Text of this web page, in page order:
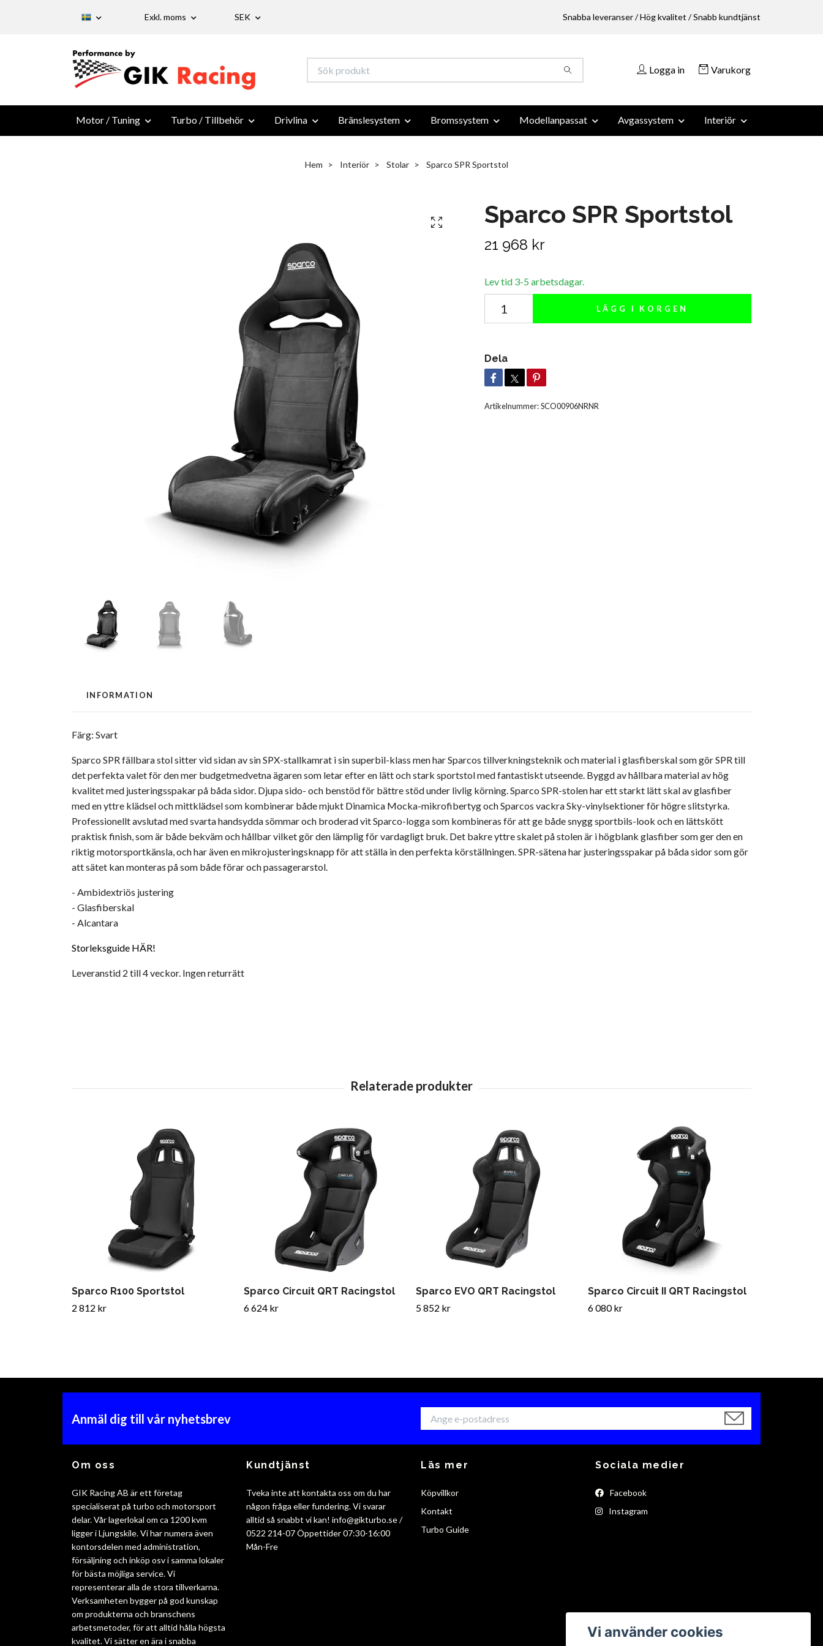
Exkl. moms SEK Snabba leveranser / Hög kvalitet / Snabb kundtjänst
Logga in Varukorg
Motor / Tuning Turbo / Tillbehör Drivlina Bränslesystem Bromssystem Modellanpassat Avgassystem Interiör
Hem Interiör Stolar Sparco SPR Sportstol
Sparco SPR Sportstol
21 968 kr
Lev tid 3-5 arbetsdagar.
LÄGG I KORGEN
Dela
Artikelnummer:SCO00906NRNR
INFORMATION
Färg: Svart
Sparco SPR fällbara stol sitter vid sidan av sin SPX-stallkamrat i sin superbil-klass men har Sparcos tillverkningsteknik och material i glasfiberskal som gör SPR till
det perfekta valet för den mer budgetmedvetna ägaren som letar efter en lätt och stark sportstol med fantastiskt utseende. Byggd av hållbara material av hög
kvalitet med justeringsspakar på båda sidor. Djupa sido- och benstöd för bättre stöd under livlig körning. Sparco SPR-stolen har ett starkt lätt skal av glasfiber
med en yttre klädsel och mittklädsel som kombinerar både mjukt Dinamica Mocka-mikrofibertyg och Sparcos vackra Sky-vinylsektioner för högre slitstyrka.
Professionellt avslutad med svarta handsydda sömmar och broderad vit Sparco-logga som kombineras för att ge både snygg sportbils-look och en lättskött
praktisk finish, som är både bekväm och hållbar vilket gör den lämplig för vardagligt bruk. Det bakre yttre skalet på stolen är i högblank glasfiber som ger den en
riktig motorsportkänsla, och har även en mikrojusteringsknapp för att ställa in den perfekta körställningen. SPR-sätena har justeringsspakar på båda sidor som gör
att sätet kan monteras på som både förar och passagerarstol.
- Ambidextriös justering
- Glasfiberskal
- Alcantara
Storleksguide HÄR!
Leveranstid 2 till 4 veckor. Ingen returrätt
Sparco R100 Sportstol
2 812 kr
Sparco Circuit QRT Racingstol
6 624 kr
Sparco EVO QRT Racingstol
5 852 kr
Sparco Circuit II QRT Racingstol
6 080 kr
Anmäl dig till vår nyhetsbrev
Om oss
GIK Racing AB är ett företag
specialiserat på turbo och motorsport
delar. Vår lagerlokal om ca 1200 kvm
ligger i Ljungskile. Vi har numera även
kontorsdelen med administration,
försäljning och inköp osv i samma lokaler
för bästa möjliga service. Vi
representerar alla de stora tillverkarna.
Verksamheten bygger på god kunskap
om produkterna och branschens
arbetsmetoder, för att alltid hålla högsta
kvalitet. Vi sätter en ära i snabba
Kundtjänst
Tveka inte att kontakta oss om du har
någon fråga eller fundering. Vi svarar
alltid så snabbt vi kan! info@gikturbo.se/
0522 214-07 Öppettider 07:30-16:00
Mån-Fre
Läs mer
Köpvillkor
Kontakt
Turbo Guide
Sociala medier
Facebook
Instagram
Vi använder cookies